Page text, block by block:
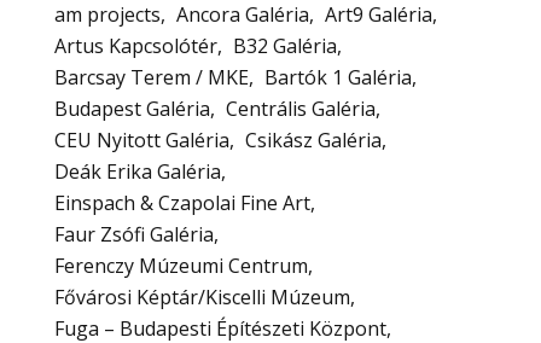
am projects
Ancora Galéria
Art9 Galéria
Artus Kapcsolótér
B32 Galéria
Barcsay Terem / MKE
Bartók 1 Galéria
Budapest Galéria
Centrális Galéria
CEU Nyitott Galéria
Csikász Galéria
Deák Erika Galéria
Einspach & Czapolai Fine Art
Faur Zsófi Galéria
Ferenczy Múzeumi Centrum
Fővárosi Képtár/Kiscelli Múzeum
Fuga – Budapesti Építészeti Központ